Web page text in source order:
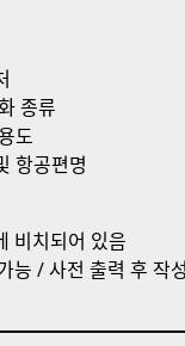
종류
도
항공편명
비치되어 있음
능 / 사전 출력 후 작